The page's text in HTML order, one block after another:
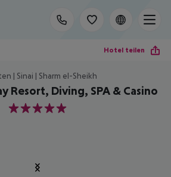
Hotel teilen
| Sinai | Sharm el-Sheikh
Resort, Diving, SPA & Casino
5